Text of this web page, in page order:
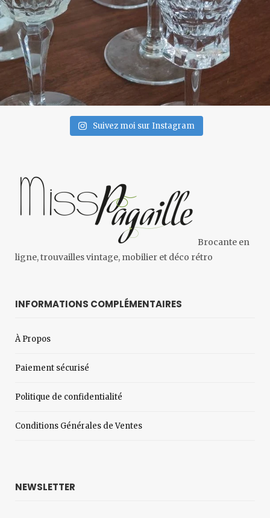
Suivez moi sur Instagram
Brocante en
ligne, trouvailles vintage, mobilier et déco rétro
INFORMATIONS COMPLÉMENTAIRES
À Propos
Paiement sécurisé
Politique de confidentialité
Conditions Générales de Ventes
NEWSLETTER